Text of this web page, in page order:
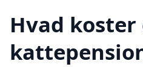
Hvad koster